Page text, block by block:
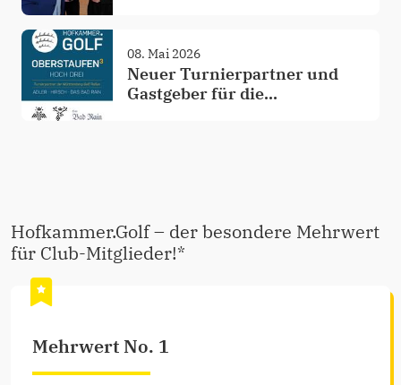
08. Mai 2026
Neuer Turnierpartner und
Gastgeber für die
Hofkammer.Golf – der besondere Mehrwert
für Club-Mitglieder!*
Mehrwert No. 1